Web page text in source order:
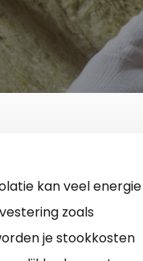
kan veel energie
zoals
je stookkosten